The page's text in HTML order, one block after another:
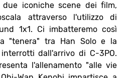
due iconiche scene dei film,
attraverso l'utilizzo di
1x1. Ci imbatteremo così
"tenera" tra Han Solo e la
dall'arrivo di C-3PO.
l'allenamento "alle vie